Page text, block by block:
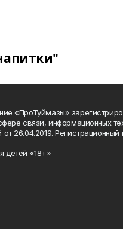
«ПроТуймазы»
связи, информационных
от 26.04.2019.
детей «18+»